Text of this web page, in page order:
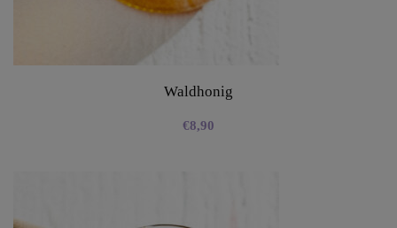
Waldhonig
€8,90